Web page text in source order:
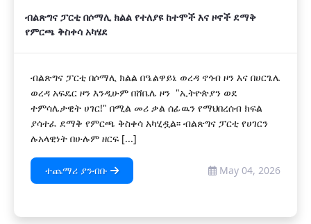
ብልጽግና ፓርቲ በሶማሊ ክልል የተለያዩ ከተሞች እና ዞኖች ደማቅ
የምርጫ ቅስቀሳ አካሄደ
ብልጽግና ፓርቲ በሶማሊ ክልል በዔልዋይኔ ወረዳ ኖጎብ ዞን እና በሀርጌሌ
ወረዳ አፍዴር ዞን እንዲሁም በሸቤሌ ዞን "ኢትዮጵያን ወደ
ተምሳሌታዊት ሀገር!" በሚል መሪ ቃል ሰፊዉን የማህበረሰብ ክፍል
ያሳተፈ ደማቅ የምርጫ ቅስቀሳ አካሂዷል፡፡ ብልጽግና ፓርቲ የሀገርን
ሉአላዊነት በሁሉም ዘርፍ [...]
ተጨማሪ ያንብቡ May 04, 2026